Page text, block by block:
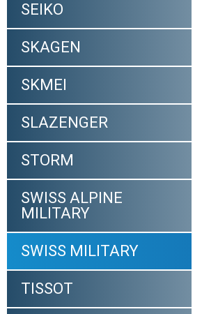
SEIKO
SKAGEN
SKMEI
SLAZENGER
STORM
SWISS ALPINE
MILITARY
SWISS MILITARY
TISSOT